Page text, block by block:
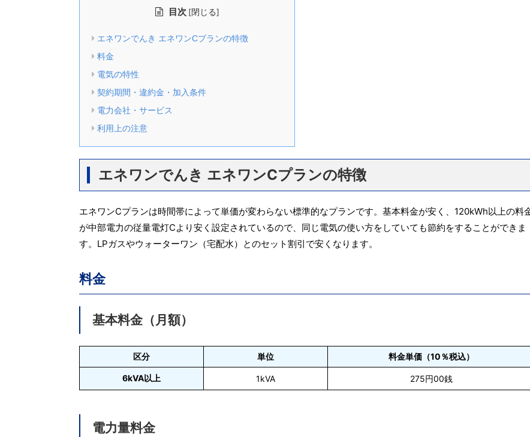
目次 [閉じる]
エネワンでんき エネワンCプランの特徴
料金
電気の特性
契約期間・違約金・加入条件
電力会社・サービス
利用上の注意
エネワンでんき エネワンCプランの特徴
エネワンCプランは時間帯によって単価が変わらない標準的なプランです。基本料金が安く、120kWh以上の料
が中部電力の従量電灯Cより安く設定されているので、同じ電気の使い方をしていても節約をすることができま
す。LPガスやウォーターワン（宅配水）とのセット割引で安くなります。
料金
基本料金（月額）
区分 単位 料金単価（10％税込）
6kVA以上 1kVA 275円00銭
電力量料金